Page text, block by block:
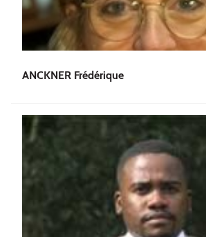
ANCKNER Frédérique